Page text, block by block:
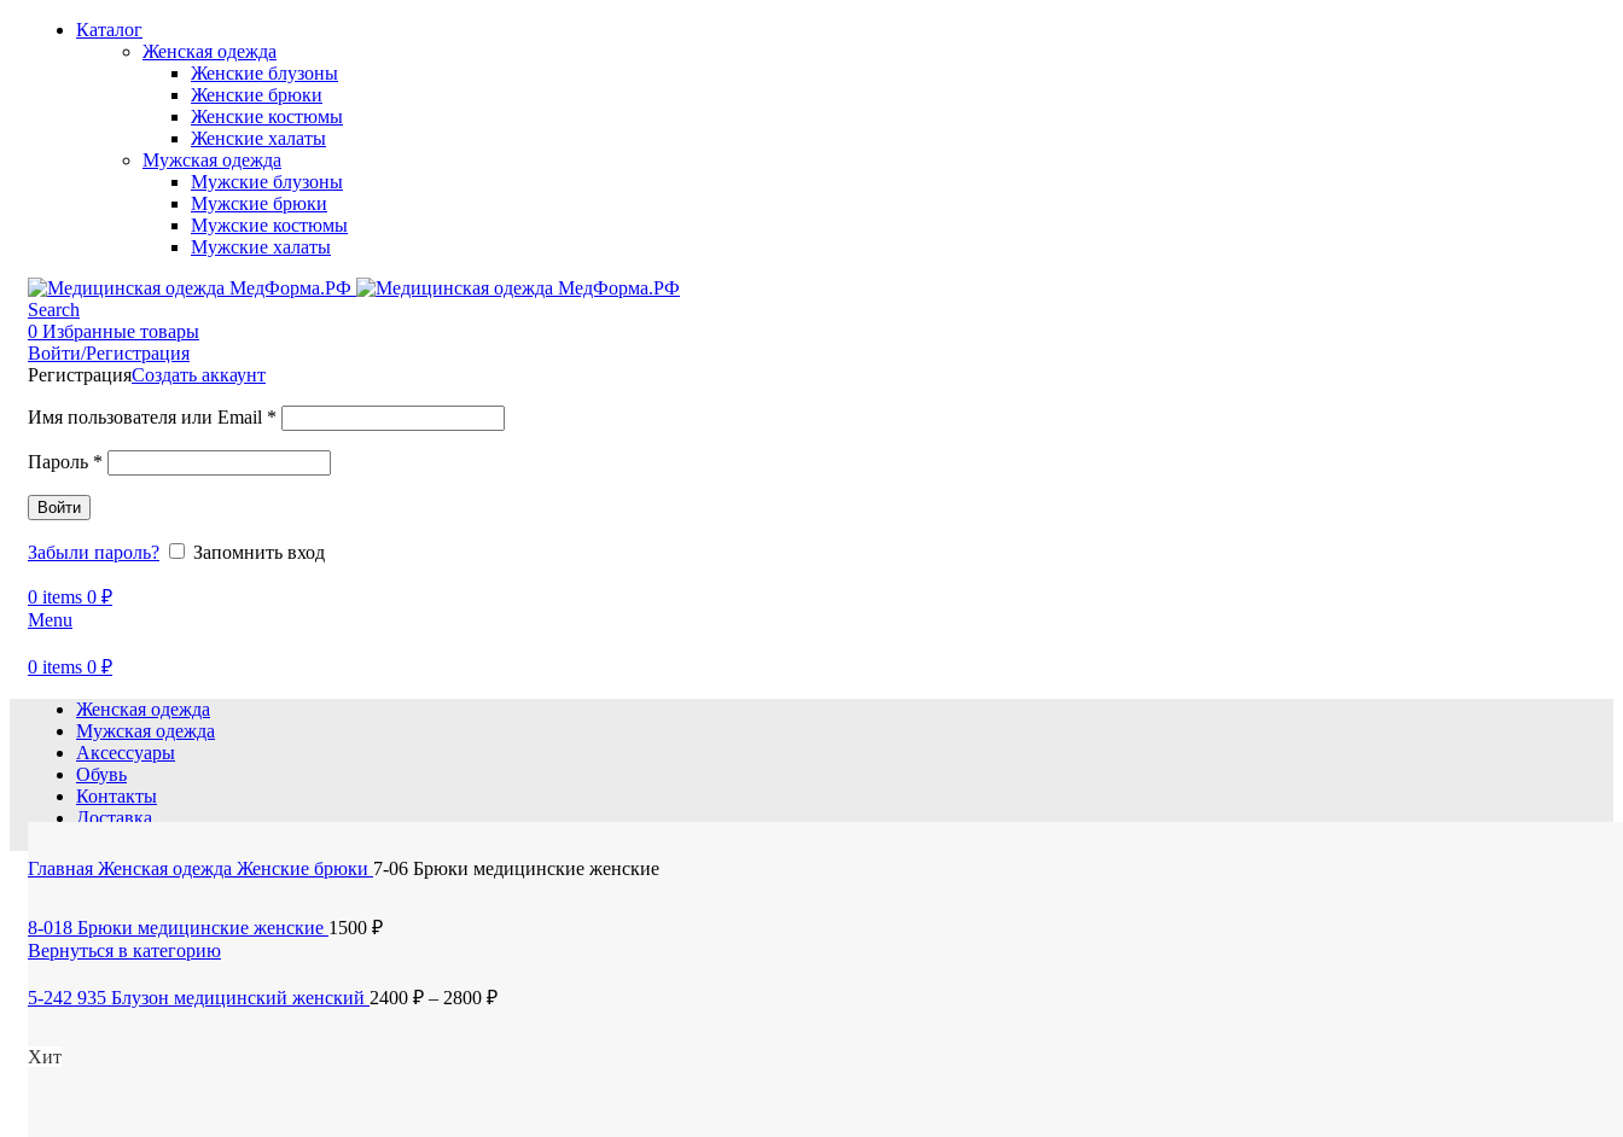
Каталог
Женская одежда
Женские блузоны
Женские брюки
Женские костюмы
Женские халаты
Мужская одежда
Мужские блузоны
Мужские брюки
Мужские костюмы
Мужские халаты
Search
0 Избранные товары
Войти/Регистрация
РегистрацияСоздать аккаунт
Имя пользователя или Email *
Пароль *
Войти
Забыли пароль? Запомнить вход
0 items 0 ₽
Menu
0 items 0 ₽
Женская одежда
Мужская одежда
Аксессуары
Обувь
Контакты
Доставка
Главная Женская одежда Женские брюки 7-06 Брюки медицинские женские
8-018 Брюки медицинские женские 1500 ₽
Вернуться в категорию
5-242 935 Блузон медицинский женский 2400 ₽ – 2800 ₽
Хит